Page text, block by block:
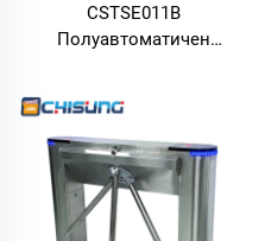
CSTSE011B
Полуавтоматичен
В с персонализиран прав
ъгъл за клиенти